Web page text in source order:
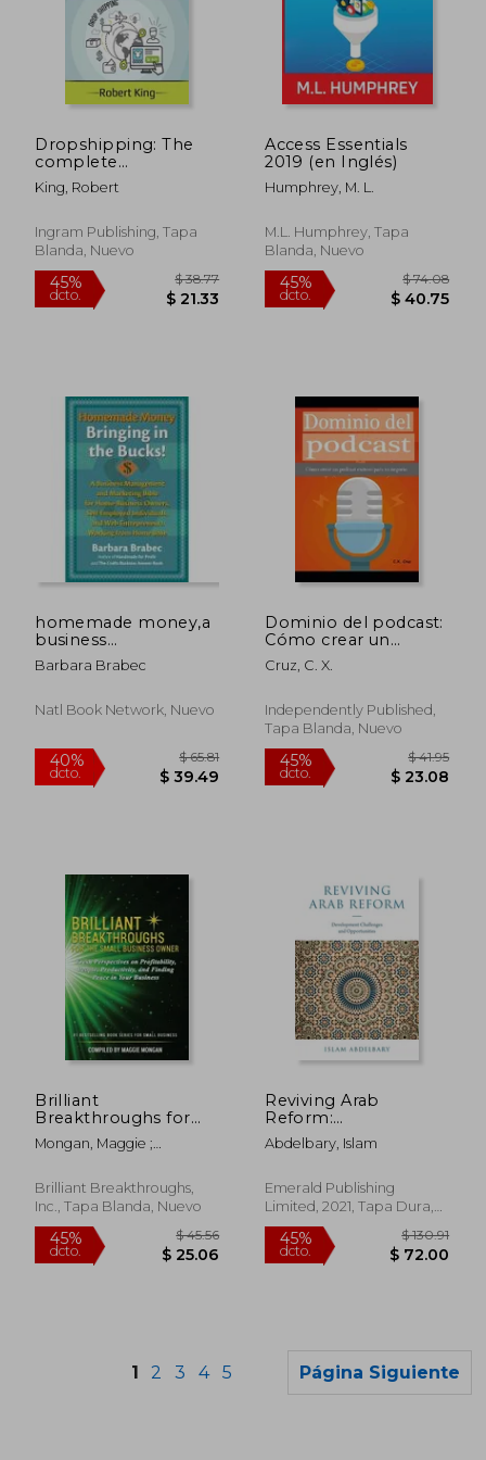
45% 40%
dcto.
40%
dcto.
dcto. dcto.
Dropshipping: The
complete
dropshipping guide,
teaching you how to
(en Inglés)
King, Robert
Ingram Publishing, Tapa
Blanda, Nuevo
Access Essentials
2019 (en Inglés)
Humphrey, M. L.
M.L. Humphrey, Tapa
Blanda, Nuevo
homemade money,a
business
management and
marketing bible for
owners, self
Barbara Brabec
Natl Book Network, Nuevo
Dominio del podcast:
Cómo crear un
podcast exitoso para
su negocio
Cruz, C. X.
Independently Published,
Tapa Blanda, Nuevo
Brilliant
Breakthroughs for
the Small Business
Owner: Fresh
Profitability, People,
Productivity, and
Business (en Inglés)
Mongan, Maggie ;
Kelly E.
Brilliant Breakthroughs,
Inc., Tapa Blanda, Nuevo
Reviving Arab
Reform:
Development
Challenges and
Inglés)
Abdelbary, Islam
Emerald Publishing
Limited, 2021, Tapa Dura,
Nuevo
1 2 3 4 5 Página Siguiente